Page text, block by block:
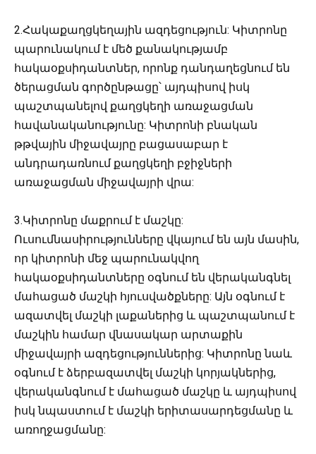
2.Հակաքաղցկեղային ազդեցություն: Կիտրոնը
պարունակում է մեծ քանակությամբ
հակաօքսիդանտներ, որոնք դանդաղեցնում են
ծերացման գործընթացը՝ այդպիսով իսկ
պաշտպանելով քաղցկեղի առաջացման
հավանականությունը: Կիտրոնի բնական
թթվային միջավայրը բացասաբար է
անդրադառնում քաղցկեղի բջիջների
առաջացման միջավայրի վրա:
3.Կիտրոնը մաքրում է մաշկը:
Ուսումնասիրությունները վկայում են այն մասին,
որ կիտրոնի մեջ պարունակվող
հակաօքսիդանտները օգնում են վերականգնել
մահացած մաշկի հյուսվածքները: Այն օգնում է
ազատվել մաշկի լաքաներից և պաշտպանում է
մաշկին համար վնասակար արտաքին
միջավայրի ազդեցություններից: Կիտրոնը նաև
օգնում է ձերբազատվել մաշկի կորյակներից,
վերականգնում է մահացած մաշկը և այդպիսով
իսկ նպաստում է մաշկի երիտասարդեցմանը և
առողջացմանը: